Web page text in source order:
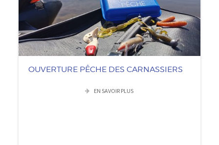
OUVERTURE PÊCHE DES CARNASSIERS
EN SAVOIR PLUS